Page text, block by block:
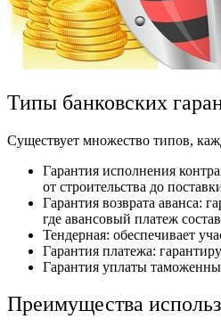
Типы банковских
Существует множество типов,
Гарантия исполнения
от строительства до
Гарантия возврата аванса:
где авансовый платеж
Тендерная: обеспечивает
Гарантия платежа:
Гарантия уплаты
Преимущества